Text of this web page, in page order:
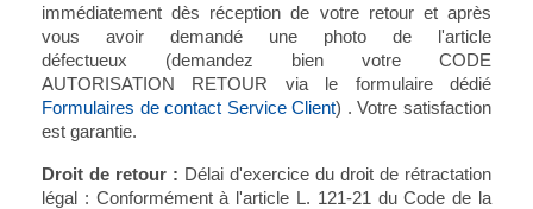
immédiatement dès réception de votre retour et après
vous avoir demandé une photo de l'article
défectueux (demandez bien votre CODE
AUTORISATION RETOUR via le formulaire dédié
Formulaires de contact Service Client) . Votre satisfaction
est garantie.
Droit de retour : Délai d'exercice du droit de rétractation
légal : Conformément à l'article L. 121-21 du Code de la